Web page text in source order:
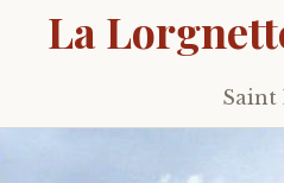
La
Skip
to
Saint